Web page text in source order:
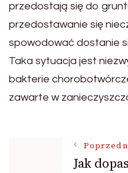
przedostają się do
przedostawanie się
spowodować dostanie
Taka sytuacja jest
bakterie
zawarte w
Nawigacja
Jak